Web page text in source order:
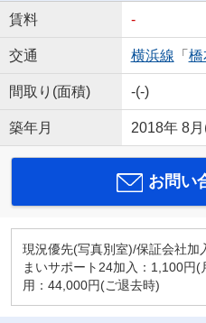
賃料 -
交通 横浜線 「 橋
間取り(面積) -(-)
築年月 2018年 8
お問い
現況優先(写真別室)/保証会社
まいサポート24加入：1,100円
用：44,000円(ご退去時)